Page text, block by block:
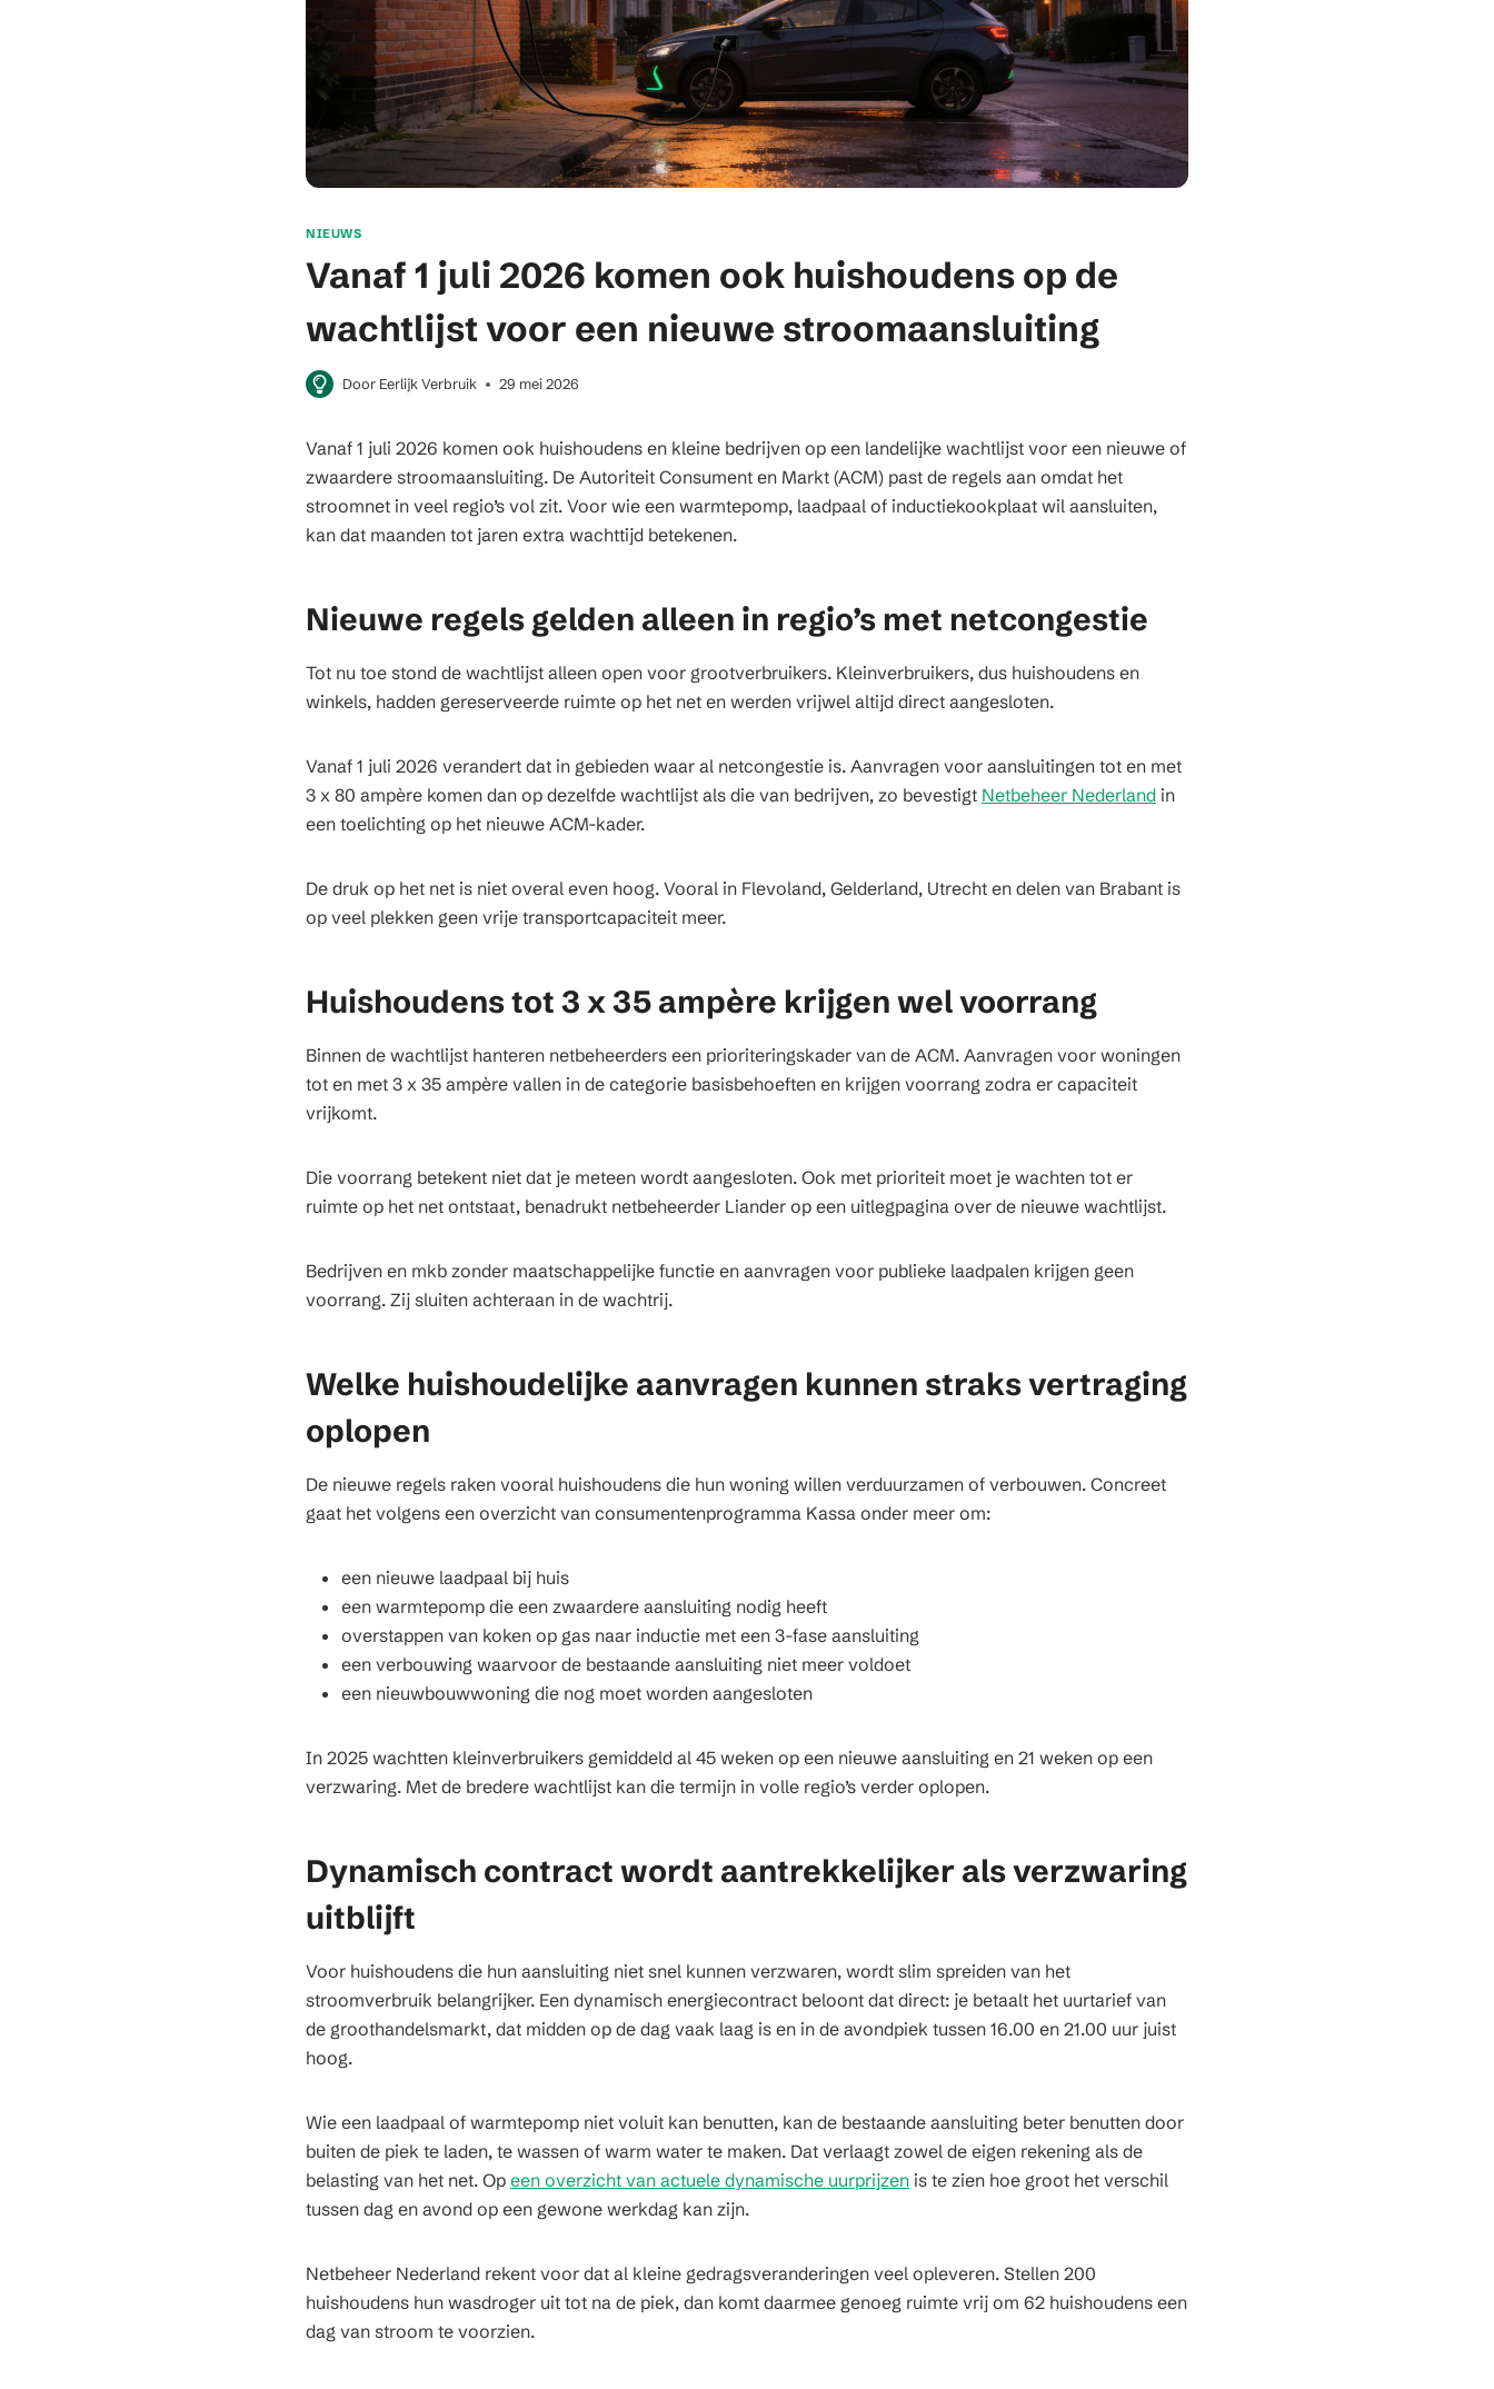
NIEUWS
Vanaf 1 juli 2026 komen ook huishoudens op de
wachtlijst voor een nieuwe stroomaansluiting
Door Eerlijk Verbruik 29 mei 2026
Vanaf 1 juli 2026 komen ook huishoudens en kleine bedrijven op een landelijke wachtlijst voor een nieuwe of
zwaardere stroomaansluiting. De Autoriteit Consument en Markt (ACM) past de regels aan omdat het
stroomnet in veel regio’s vol zit. Voor wie een warmtepomp, laadpaal of inductiekookplaat wil aansluiten,
kan dat maanden tot jaren extra wachttijd betekenen.
Nieuwe regels gelden alleen in regio’s met netcongestie
Tot nu toe stond de wachtlijst alleen open voor grootverbruikers. Kleinverbruikers, dus huishoudens en
winkels, hadden gereserveerde ruimte op het net en werden vrijwel altijd direct aangesloten.
Vanaf 1 juli 2026 verandert dat in gebieden waar al netcongestie is. Aanvragen voor aansluitingen tot en met
3 x 80 ampère komen dan op dezelfde wachtlijst als die van bedrijven, zo bevestigt Netbeheer Nederland in
een toelichting op het nieuwe ACM-kader.
De druk op het net is niet overal even hoog. Vooral in Flevoland, Gelderland, Utrecht en delen van Brabant is
op veel plekken geen vrije transportcapaciteit meer.
Huishoudens tot 3 x 35 ampère krijgen wel voorrang
Binnen de wachtlijst hanteren netbeheerders een prioriteringskader van de ACM. Aanvragen voor woningen
tot en met 3 x 35 ampère vallen in de categorie basisbehoeften en krijgen voorrang zodra er capaciteit
vrijkomt.
Die voorrang betekent niet dat je meteen wordt aangesloten. Ook met prioriteit moet je wachten tot er
ruimte op het net ontstaat, benadrukt netbeheerder Liander op een uitlegpagina over de nieuwe wachtlijst.
Bedrijven en mkb zonder maatschappelijke functie en aanvragen voor publieke laadpalen krijgen geen
voorrang. Zij sluiten achteraan in de wachtrij.
Welke huishoudelijke aanvragen kunnen straks vertraging
oplopen
De nieuwe regels raken vooral huishoudens die hun woning willen verduurzamen of verbouwen. Concreet
gaat het volgens een overzicht van consumentenprogramma Kassa onder meer om:
een nieuwe laadpaal bij huis
een warmtepomp die een zwaardere aansluiting nodig heeft
overstappen van koken op gas naar inductie met een 3-fase aansluiting
een verbouwing waarvoor de bestaande aansluiting niet meer voldoet
een nieuwbouwwoning die nog moet worden aangesloten
In 2025 wachtten kleinverbruikers gemiddeld al 45 weken op een nieuwe aansluiting en 21 weken op een
verzwaring. Met de bredere wachtlijst kan die termijn in volle regio’s verder oplopen.
Dynamisch contract wordt aantrekkelijker als verzwaring
uitblijft
Voor huishoudens die hun aansluiting niet snel kunnen verzwaren, wordt slim spreiden van het
stroomverbruik belangrijker. Een dynamisch energiecontract beloont dat direct: je betaalt het uurtarief van
de groothandelsmarkt, dat midden op de dag vaak laag is en in de avondpiek tussen 16.00 en 21.00 uur juist
hoog.
Wie een laadpaal of warmtepomp niet voluit kan benutten, kan de bestaande aansluiting beter benutten door
buiten de piek te laden, te wassen of warm water te maken. Dat verlaagt zowel de eigen rekening als de
belasting van het net. Op een overzicht van actuele dynamische uurprijzen is te zien hoe groot het verschil
tussen dag en avond op een gewone werkdag kan zijn.
Netbeheer Nederland rekent voor dat al kleine gedragsveranderingen veel opleveren. Stellen 200
huishoudens hun wasdroger uit tot na de piek, dan komt daarmee genoeg ruimte vrij om 62 huishoudens een
dag van stroom te voorzien.